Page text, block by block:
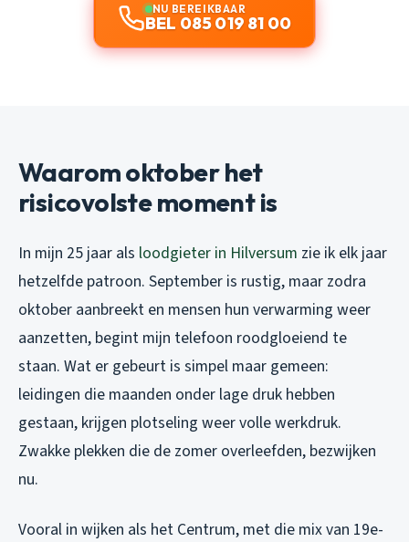
NU BEREIKBAAR
BEL 085 019 81 00
Waarom oktober het
risicovolste moment is
In mijn 25 jaar als loodgieter in Hilversum zie ik elk jaar
hetzelfde patroon. September is rustig, maar zodra
oktober aanbreekt en mensen hun verwarming weer
aanzetten, begint mijn telefoon roodgloeiend te
staan. Wat er gebeurt is simpel maar gemeen:
leidingen die maanden onder lage druk hebben
gestaan, krijgen plotseling weer volle werkdruk.
Zwakke plekken die de zomer overleefden, bezwijken
nu.
Vooral in wijken als het Centrum, met die mix van 19e-